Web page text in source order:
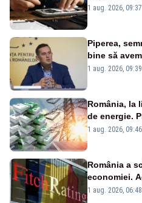
un produs
1 aug. 2026, 09:37
Piperea,
bine să
alertei
1 aug. 2026, 09:39
România, la
de energie.
Analiză
1 aug. 2026, 09:46
România a
economiei.
„BBB-” cu
1 aug. 2026, 06:48